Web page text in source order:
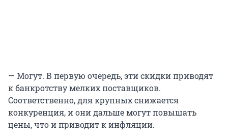
— Могут. В первую очередь, эти скидки приводят
к банкротству мелких поставщиков.
Соответственно, для крупных снижается
конкуренция, и они дальше могут повышать
цены, что и приводит к инфляции.